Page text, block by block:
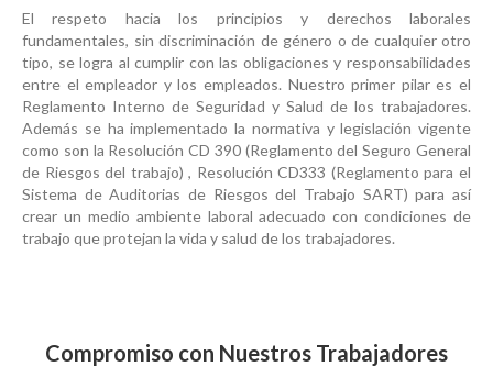
El respeto hacia los principios y derechos laborales
fundamentales, sin discriminación de género o de cualquier otro
tipo, se logra al cumplir con las obligaciones y responsabilidades
entre el empleador y los empleados. Nuestro primer pilar es el
Reglamento Interno de Seguridad y Salud de los trabajadores.
Además se ha implementado la normativa y legislación vigente
como son la Resolución CD 390 (Reglamento del Seguro General
de Riesgos del trabajo) , Resolución CD333 (Reglamento para el
Sistema de Auditorias de Riesgos del Trabajo SART) para así
crear un medio ambiente laboral adecuado con condiciones de
trabajo que protejan la vida y salud de los trabajadores.
Compromiso con Nuestros Trabajadores